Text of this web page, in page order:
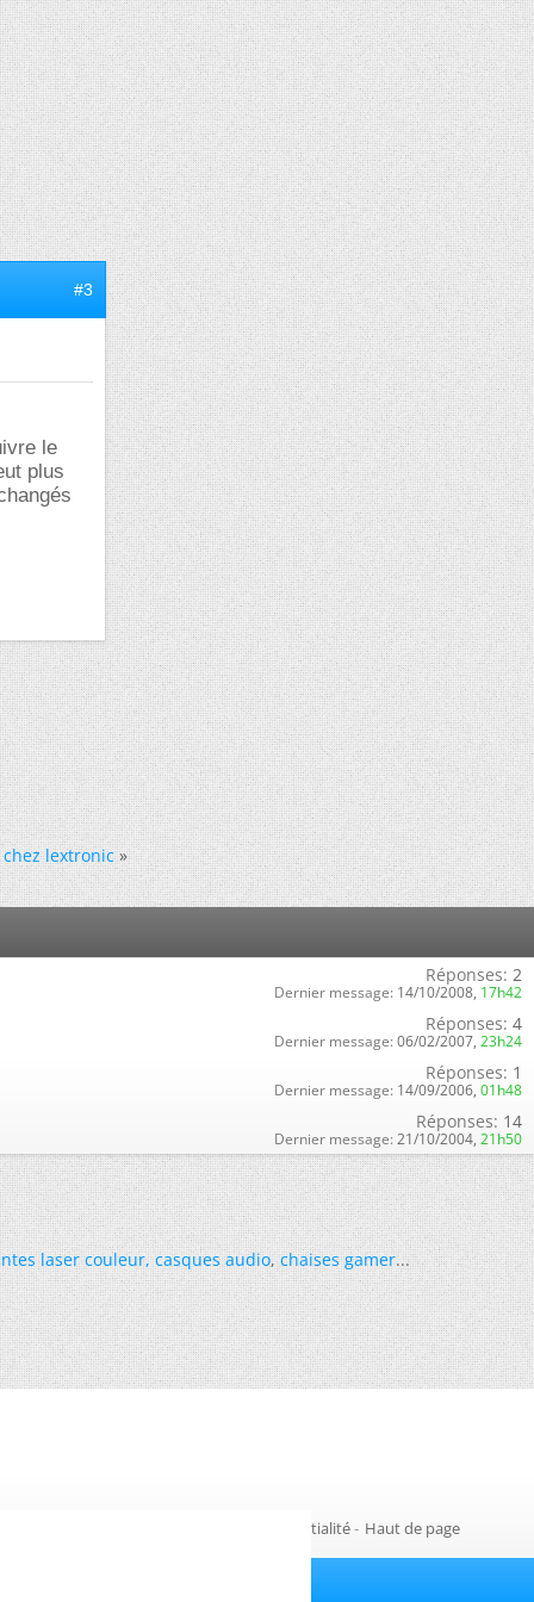
#3
le
plus
lextronic »
Réponses: 2
Dernier message: 14/10/2008, 17h42
Réponses: 4
Dernier message: 06/02/2007, 23h24
Réponses: 1
Dernier message: 14/09/2006, 01h48
Réponses: 14
Dernier message: 21/10/2004, 21h50
laser couleur,casques audio,chaises gamer...
Politique de confidentialité- Haut de page